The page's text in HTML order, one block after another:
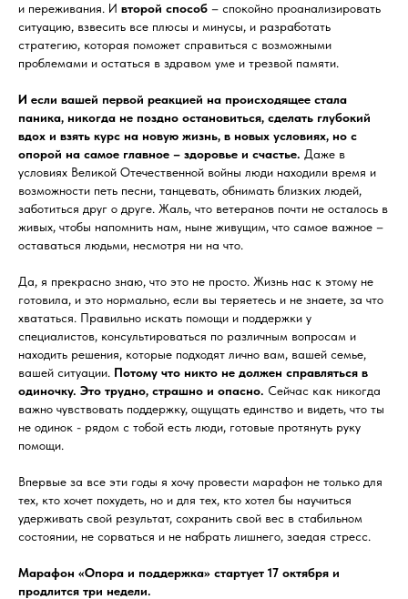
и переживания. И второй способ – спокойно проанализировать
ситуацию, взвесить все плюсы и минусы, и разработать
стратегию, которая поможет справиться с возможными
проблемами и остаться в здравом уме и трезвой памяти.
И если вашей первой реакцией на происходящее стала
паника, никогда не поздно остановиться, сделать глубокий
вдох и взять курс на новую жизнь, в новых условиях, но с
опорой на самое главное – здоровье и счастье. Даже в
условиях Великой Отечественной войны люди находили время и
возможности петь песни, танцевать, обнимать близких людей,
заботиться друг о друге. Жаль, что ветеранов почти не осталось в
живых, чтобы напомнить нам, ныне живущим, что самое важное –
оставаться людьми, несмотря ни на что.
Да, я прекрасно знаю, что это не просто. Жизнь нас к этому не
готовила, и это нормально, если вы теряетесь и не знаете, за что
хвататься. Правильно искать помощи и поддержки у
специалистов, консультироваться по различным вопросам и
находить решения, которые подходят лично вам, вашей семье,
вашей ситуации. Потому что никто не должен справляться в
одиночку. Это трудно, страшно и опасно. Сейчас как никогда
важно чувствовать поддержку, ощущать единство и видеть, что ты
не одинок - рядом с тобой есть люди, готовые протянуть руку
помощи.
Впервые за все эти годы я хочу провести марафон не только для
тех, кто хочет похудеть, но и для тех, кто хотел бы научиться
удерживать свой результат, сохранить свой вес в стабильном
состоянии, не сорваться и не набрать лишнего, заедая стресс.
Марафон «Опора и поддержка» стартует 17 октября и
продлится три недели.